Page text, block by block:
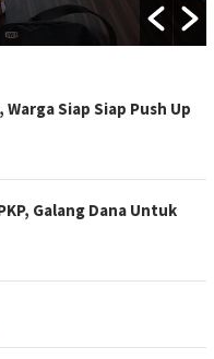
Siap Siap Push Up
Galang Dana Untuk